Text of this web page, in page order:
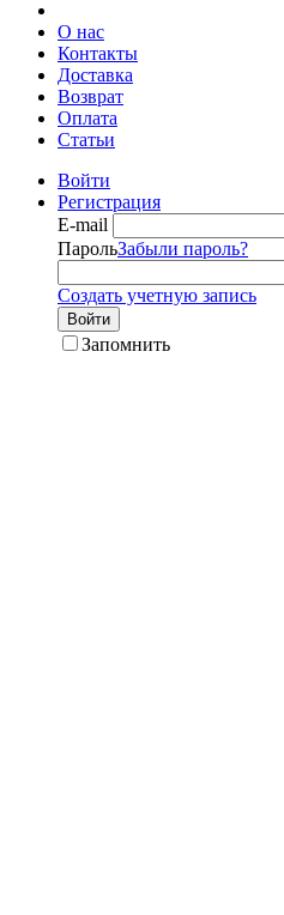
О нас
Контакты
Доставка
Возврат
Оплата
Статьи
Войти
Регистрация
E-mail
ПарольЗабыли пароль?
Создать учетную запись
Войти
Запомнить